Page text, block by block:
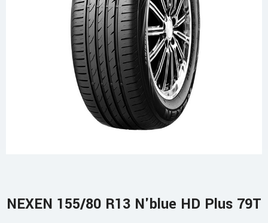
NEXEN 155/80 R13 N'blue HD Plus 79T